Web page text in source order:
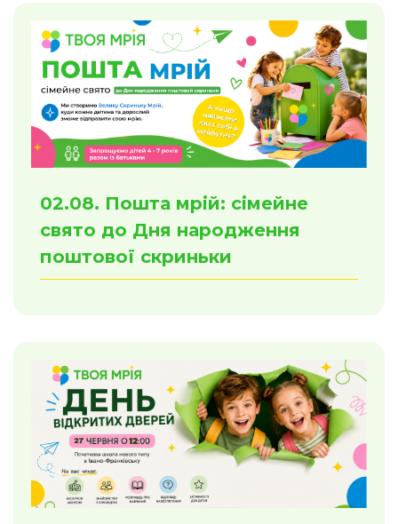
02.08. Пошта мрій: сімейне
свято до Дня народження
поштової скриньки